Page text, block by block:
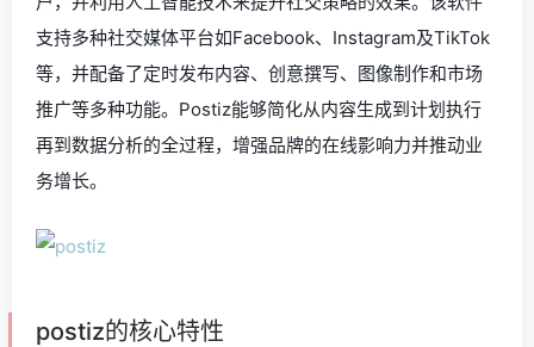
支持多种社交媒体平台如Facebook、Instagram及TikTok
等，并配备了定时发布内容、创意撰写、图像制作和市场
推广等多种功能。Postiz能够简化从内容生成到计划执行
再到数据分析的全过程，增强品牌的在线影响力并推动业
务增长。
postiz的核心特性